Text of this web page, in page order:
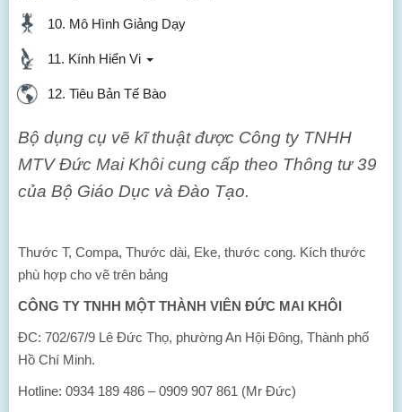
10. Mô Hình Giảng Dạy
11. Kính Hiển Vi
12. Tiêu Bản Tế Bào
Bộ dụng cụ vẽ kĩ thuật được Công ty TNHH
MTV Đức Mai Khôi cung cấp theo Thông tư 39
của Bộ Giáo Dục và Đào Tạo.
Thước T, Compa, Thước dài, Eke, thước cong. Kích thước
phù hợp cho vẽ trên bảng
CÔNG TY TNHH MỘT THÀNH VIÊN ĐỨC MAI KHÔI
ĐC: 702/67/9 Lê Đức Thọ, phường An Hội Đông, Thành phố
Hồ Chí Minh.
Hotline: 0934 189 486 – 0909 907 861 (Mr Đức)